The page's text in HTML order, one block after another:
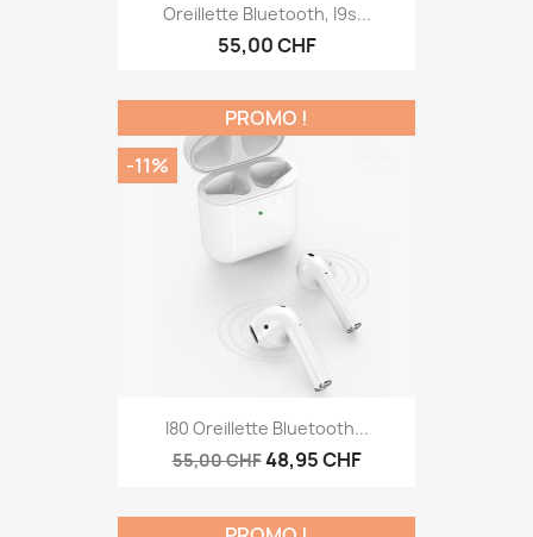
Oreillette Bluetooth, I9s...
55,00 CHF
I80 Oreillette Bluetooth...
55,00 CHF48,95 CHF
PROMO !
-11%